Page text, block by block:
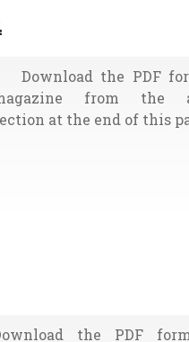
Download the PDF
from the
at the end of this
the PDF